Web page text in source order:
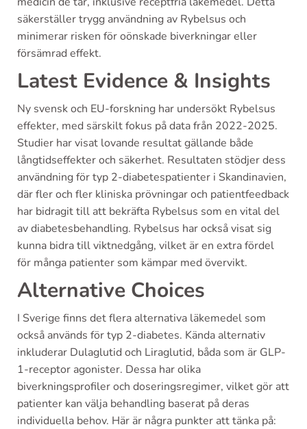
säkerställer trygg användning av Rybelsus och
minimerar risken för oönskade biverkningar eller
försämrad effekt.
Latest Evidence & Insights
Ny svensk och EU-forskning har undersökt Rybelsus
effekter, med särskilt fokus på data från 2022-2025.
Studier har visat lovande resultat gällande både
långtidseffekter och säkerhet. Resultaten stödjer dess
användning för typ 2-diabetespatienter i Skandinavien,
där fler och fler kliniska prövningar och patientfeedback
har bidragit till att bekräfta Rybelsus som en vital del
av diabetesbehandling. Rybelsus har också visat sig
kunna bidra till viktnedgång, vilket är en extra fördel
för många patienter som kämpar med övervikt.
Alternative Choices
I Sverige finns det flera alternativa läkemedel som
också används för typ 2-diabetes. Kända alternativ
inkluderar Dulaglutid och Liraglutid, båda som är GLP-
1-receptor agonister. Dessa har olika
biverkningsprofiler och doseringsregimer, vilket gör att
patienter kan välja behandling baserat på deras
individuella behov. Här är några punkter att tänka på: